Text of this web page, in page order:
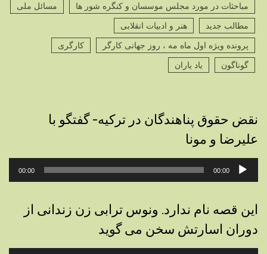
مباحثات در مورد مجلس موسسان و کنگره شور ها
مسائل ملی
مطالب جدید
هنر و ادبیات انقلابی
پرونده ویژه اول ماه مه ، روز جهانی کارگر
کارگری
گوناگون
یاد یاران
نقض حقوق پناهندگان در ترکیه- گفتگو با
علیرضا و مونا
پخش‌کننده
صوت
00:00
00:00
این قصه نام ندارد. ونوس ترابی زن زندانی از
دوران اسارتش سخن می گوید